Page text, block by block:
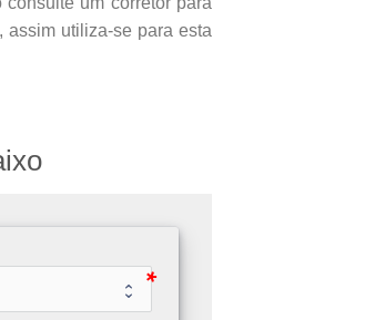
assim utiliza-se para esta